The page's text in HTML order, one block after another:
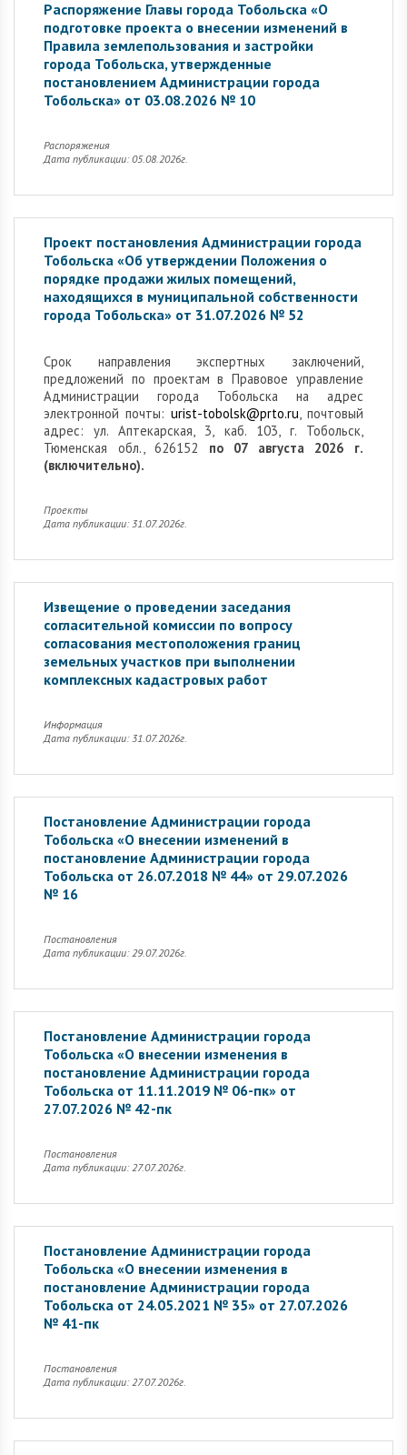
Распоряжение Главы города Тобольска «О
подготовке проекта о внесении изменений в
Правила землепользования и застройки
города Тобольска, утвержденные
постановлением Администрации города
Тобольска» от 03.08.2026 № 10
Распоряжения
Дата публикации: 05.08.2026г.
Проект постановления Администрации города
Тобольска «Об утверждении Положения о
порядке продажи жилых помещений,
находящихся в муниципальной собственности
города Тобольска» от 31.07.2026 № 52
Cрок направления экспертных заключений,
предложений по проектам в Правовое управление
Администрации города Тобольска на адрес
электронной почты: urist-tobolsk@prto.ru, почтовый
адрес: ул. Аптекарская, 3, каб. 103, г. Тобольск,
Тюменская обл., 626152 по 07 августа 2026 г.
(включительно).
Проекты
Дата публикации: 31.07.2026г.
Извещение о проведении заседания
согласительной комиссии по вопросу
согласования местоположения границ
земельных участков при выполнении
комплексных кадастровых работ
Информация
Дата публикации: 31.07.2026г.
Постановление Администрации города
Тобольска «О внесении изменений в
постановление Администрации города
Тобольска от 26.07.2018 № 44» от 29.07.2026
№ 16
Постановления
Дата публикации: 29.07.2026г.
Постановление Администрации города
Тобольска «О внесении изменения в
постановление Администрации города
Тобольска от 11.11.2019 № 06-пк» от
27.07.2026 № 42-пк
Постановления
Дата публикации: 27.07.2026г.
Постановление Администрации города
Тобольска «О внесении изменения в
постановление Администрации города
Тобольска от 24.05.2021 № 35» от 27.07.2026
№ 41-пк
Постановления
Дата публикации: 27.07.2026г.